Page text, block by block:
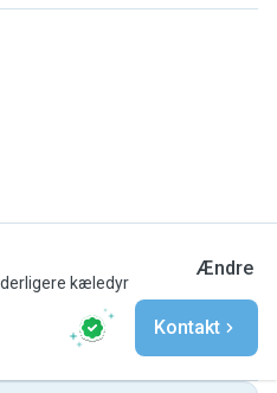
kæledyr
Ændre
Kontakt